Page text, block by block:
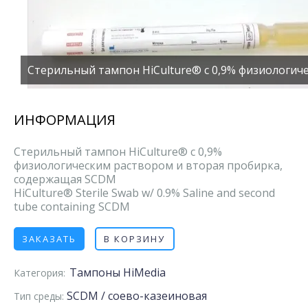
Стерильный тампон HiCulture® с 0,9%
ИНФОРМАЦИЯ
Стерильный тампон HiCulture® с 0,9%
физиологическим раствором и вторая пробирка,
содержащая SCDM
HiCulture® Sterile Swab w/ 0.9% Saline and second
tube containing SCDM
ЗАКАЗАТЬ В КОРЗИНУ
Категория: Тампоны HiMedia
Тип среды: SCDM / соево-казеиновая